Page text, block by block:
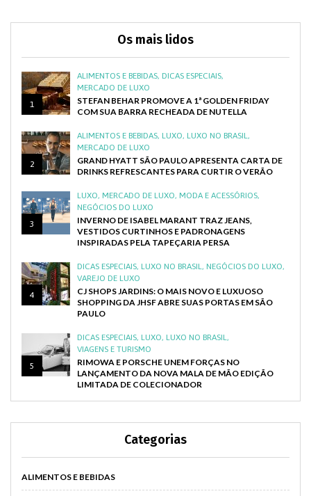
Os mais lidos
1
ALIMENTOS E BEBIDAS, DICAS ESPECIAIS,
MERCADO DE LUXO
STEFAN BEHAR PROMOVE A 1ª GOLDEN FRIDAY
COM SUA BARRA RECHEADA DE NUTELLA
2
ALIMENTOS E BEBIDAS, LUXO, LUXO NO BRASIL ,
MERCADO DE LUXO
GRAND HYATT SÃO PAULO APRESENTA CARTA DE
DRINKS REFRESCANTES PARA CURTIR O VERÃO
3
LUXO, MERCADO DE LUXO, MODA E ACESSÓRIOS,
NEGÓCIOS DO LUXO
INVERNO DE ISABEL MARANT TRAZ JEANS,
VESTIDOS CURTINHOS E PADRONAGENS
INSPIRADAS PELA TAPEÇARIA PERSA
4
DICAS ESPECIAIS, LUXO NO BRASIL , NEGÓCIOS DO LUXO,
VAREJO DE LUXO
CJ SHOPS JARDINS: O MAIS NOVO E LUXUOSO
SHOPPING DA JHSF ABRE SUAS PORTAS EM SÃO
PAULO
5
DICAS ESPECIAIS, LUXO, LUXO NO BRASIL ,
VIAGENS E TURISMO
RIMOWA E PORSCHE UNEM FORÇAS NO
LANÇAMENTO DA NOVA MALA DE MÃO EDIÇÃO
LIMITADA DE COLECIONADOR
Categorias
ALIMENTOS E BEBIDAS